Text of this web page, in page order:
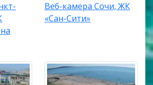
Веб-камера Сочи, ЖК
«Сан-Сити»